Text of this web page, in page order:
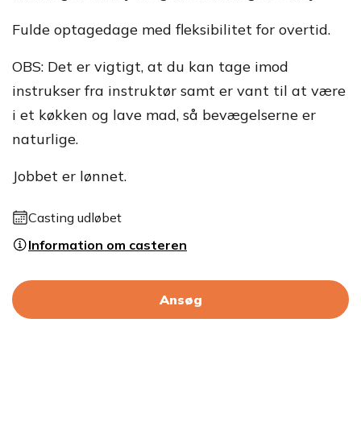
Fulde optagedage med fleksibilitet for overtid.
OBS: Det er vigtigt, at du kan tage imod
instrukser fra instruktør samt er vant til at være
i et køkken og lave mad, så bevægelserne er
naturlige.
Jobbet er lønnet.
Casting udløbet
Information om casteren
Ansøg